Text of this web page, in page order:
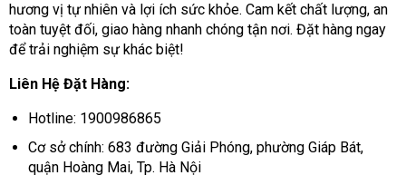
hương vị tự nhiên và lợi ích sức khỏe. Cam kết chất lượng, an
toàn tuyệt đối, giao hàng nhanh chóng tận nơi. Đặt hàng ngay
để trải nghiệm sự khác biệt!
Liên Hệ Đặt Hàng:
Hotline: 1900986865
Cơ sở chính: 683 đường Giải Phóng, phường Giáp Bát,
quận Hoàng Mai, Tp. Hà Nội